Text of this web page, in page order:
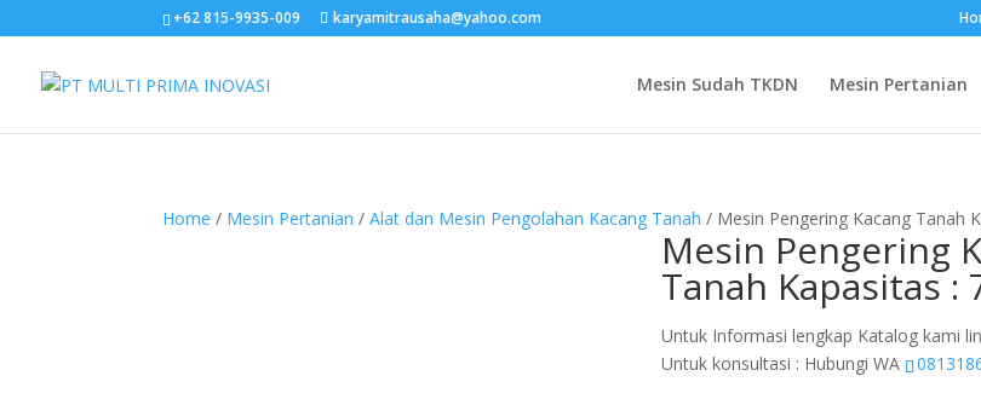
+62 815-9935-009 karyamitrausaha@yahoo.com
Mesin Sudah TKDN Mesin Pertanian
Home / Mesin Pertanian /Alat dan Mesin Pengolahan Kacang Tanah / Mesin Pengering Kacang Tanah
Mesin Pengering
Tanah Kapasitas :
Untuk Informasi lengkap Katalog kami
Untuk konsultasi : Hubungi WA